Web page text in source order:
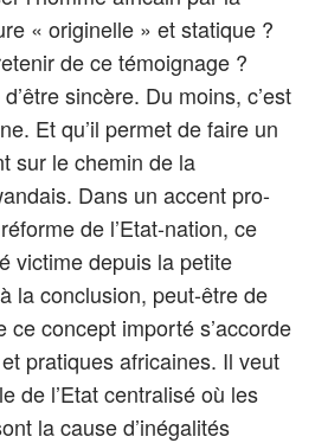
« originelle » et statique ?
de ce témoignage ?
sincère. Du moins, c’est
Et qu’il permet de faire un
sur le chemin de la
Dans un accent pro-
de l’Etat-nation, ce
victime depuis la petite
la conclusion, peut-être de
ce concept importé s’accorde
pratiques africaines. Il veut
de l’Etat centralisé où les
la cause d’inégalités